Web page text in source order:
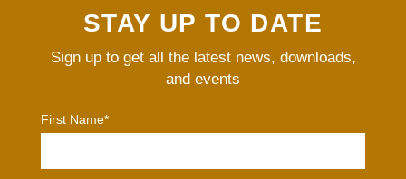
STAY UP TO DATE
Sign up to get all the latest news, downloads,
and events
First Name*